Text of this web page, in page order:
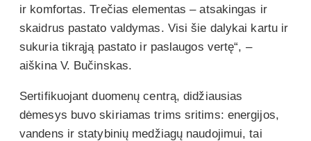
ir komfortas. Trečias elementas – atsakingas ir
skaidrus pastato valdymas. Visi šie dalykai kartu ir
sukuria tikrąją pastato ir paslaugos vertę“, –
aiškina V. Bučinskas.
Sertifikuojant duomenų centrą, didžiausias
dėmesys buvo skiriamas trims sritims: energijos,
vandens ir statybinių medžiagų naudojimui, tai